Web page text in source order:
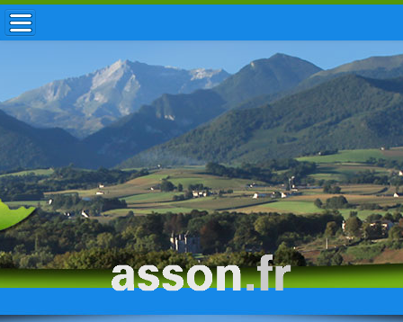
ACCUEIL / INFOS
MUNICIPALITÉ
VIE LOCALE
ENFANCE
TOURISME
HISTOIRE